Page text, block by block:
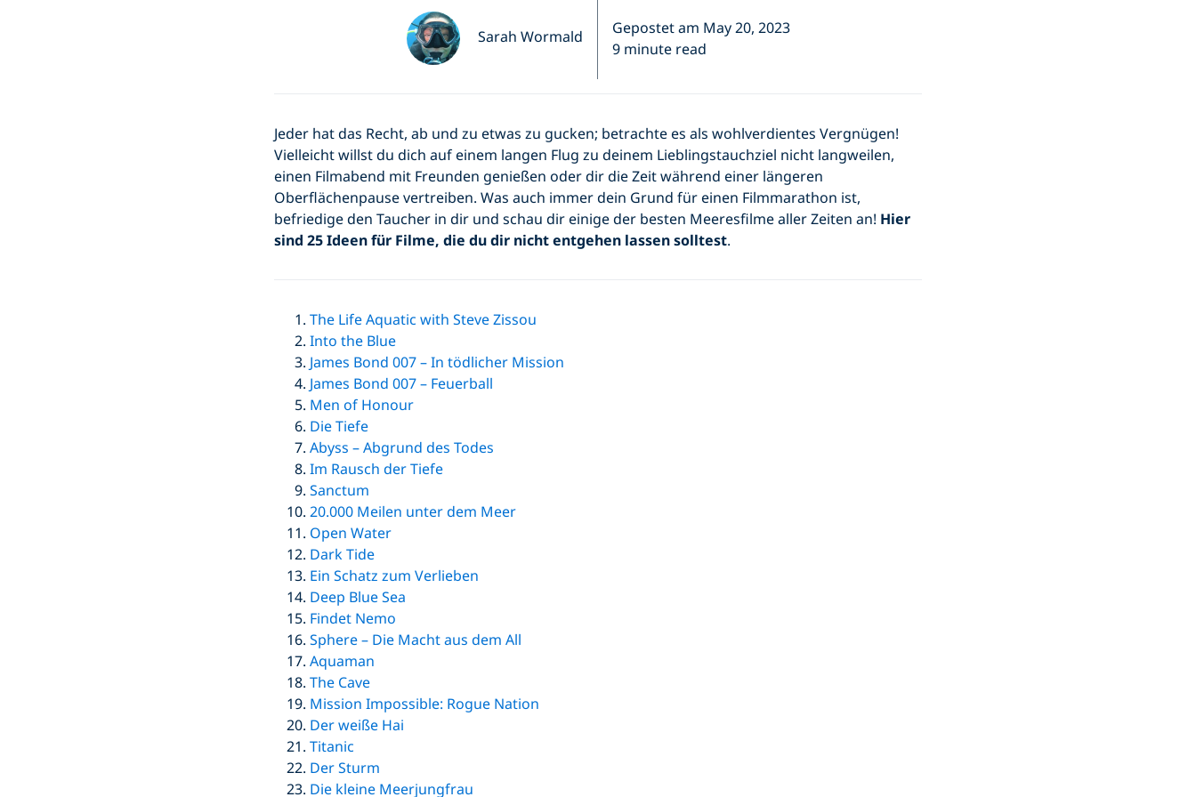
Sarah Wormald
Gepostet am May 20, 2023
9 minute read
Jeder hat das Recht, ab und zu etwas zu gucken; betrachte es als wohlverdientes Vergnügen!
Vielleicht willst du dich auf einem langen Flug zu deinem Lieblingstauchziel nicht langweilen,
einen Filmabend mit Freunden genießen oder dir die Zeit während einer längeren
Oberflächenpause vertreiben. Was auch immer dein Grund für einen Filmmarathon ist,
befriedige den Taucher in dir und schau dir einige der besten Meeresfilme aller Zeiten an! Hier
sind 25 Ideen für Filme, die du dir nicht entgehen lassen solltest.
The Life Aquatic with Steve Zissou
Into the Blue
James Bond 007 – In tödlicher Mission
James Bond 007 – Feuerball
Men of Honour
Die Tiefe
Abyss – Abgrund des Todes
Im Rausch der Tiefe
Sanctum
20.000 Meilen unter dem Meer
Open Water
Dark Tide
Ein Schatz zum Verlieben
Deep Blue Sea
Findet Nemo
Sphere – Die Macht aus dem All
Aquaman
The Cave
Mission Impossible: Rogue Nation
Der weiße Hai
Titanic
Der Sturm
Die kleine Meerjungfrau